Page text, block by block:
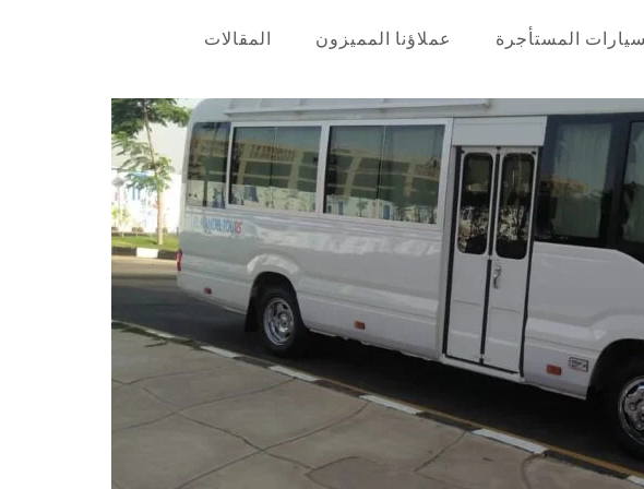
المستأجرة عملاؤنا المميزون
المقالات